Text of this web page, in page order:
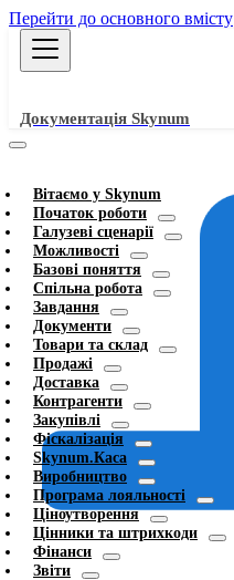
Перейти до основного вмісту
Документація Skynum
Вітаємо у Skynum
Початок роботи
Галузеві сценарії
Можливості
Базові поняття
Спільна робота
Завдання
Документи
Товари та склад
Продажі
Доставка
Контрагенти
Закупівлі
Фіскалізація
Skynum.Каса
Виробництво
Програма лояльності
Ціноутворення
Цінники та штрихкоди
Фінанси
Звіти